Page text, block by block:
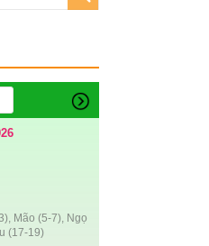
Mão (5-7), Ngọ
(17-19)